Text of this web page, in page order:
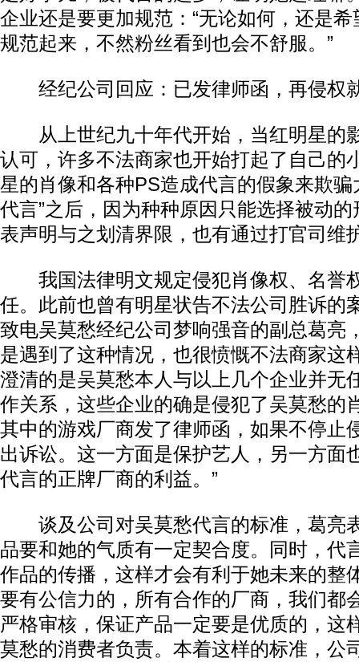
企业还是要更加规范：“无论如何，还是
规范起来，不然粉丝看到也会不舒服。”
经纪公司回应：已发律师函，再侵权
从上世纪九十年代开始，当红明星的
认可，许多不法商家也开始打起了自己的
星的肖像和各种PS造成代言的假象来欺骗
代言”之后，因为种种原因只能选择被动
表声明与之划清界限，也有通过打官司维
我国法律明文规定侵犯肖像权、名誉
任。此前也曾有明星状告不法公司胜诉的
致电吴莫愁经纪公司梦响强音的副总葛亮
是遇到了这种情况，也很愤慨不法商家这
澄清的是吴莫愁本人与以上几个企业并无
作关系，这些企业的确是侵犯了吴莫愁的
其中的游戏厂商发了律师函，如果不停止
出诉讼。这一方面是保护艺人，另一方面
代言的正牌厂商的利益。”
谈及公司对吴莫愁代言的标准，葛亮
品要和她的气质有一定契合度。同时，代
作品的传播，这样才会有利于她未来的整
要有公信力的，所有合作的厂商，我们都
严格审核，保证产品一定要是优质的，这
莫愁的消费者负责。本着这样的标准，公